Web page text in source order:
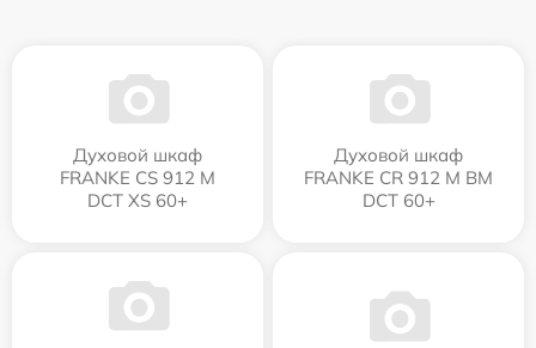
Духовой шкаф
FRANKE CS 912 M
DCT XS 60+
Духовой шкаф
FRANKE CR 912 M BM
DCT 60+